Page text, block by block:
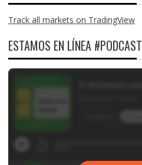
Track all markets on TradingView
ESTAMOS EN LÍNEA #PODCAST